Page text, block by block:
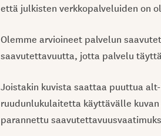
että julkisten verkkopalveluiden on
Olemme arvioineet palvelun
saavutettavuutta, jotta palvelu
Joistakin kuvista saattaa puuttua
ruudunlukulaitetta käyttävälle
parannettu